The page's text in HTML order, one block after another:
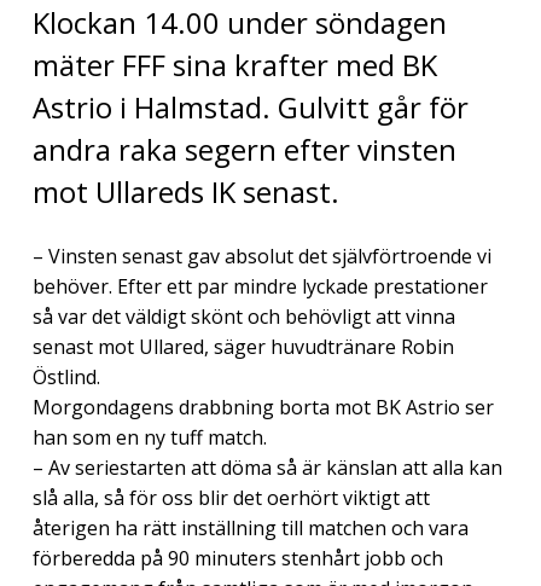
Klockan 14.00 under söndagen
mäter FFF sina krafter med BK
Astrio i Halmstad. Gulvitt går för
andra raka segern efter vinsten
mot Ullareds IK senast.
– Vinsten senast gav absolut det självförtroende vi
behöver. Efter ett par mindre lyckade prestationer
så var det väldigt skönt och behövligt att vinna
senast mot Ullared, säger huvudtränare Robin
Östlind.
Morgondagens drabbning borta mot BK Astrio ser
han som en ny tuff match.
– Av seriestarten att döma så är känslan att alla kan
slå alla, så för oss blir det oerhört viktigt att
återigen ha rätt inställning till matchen och vara
förberedda på 90 minuters stenhårt jobb och